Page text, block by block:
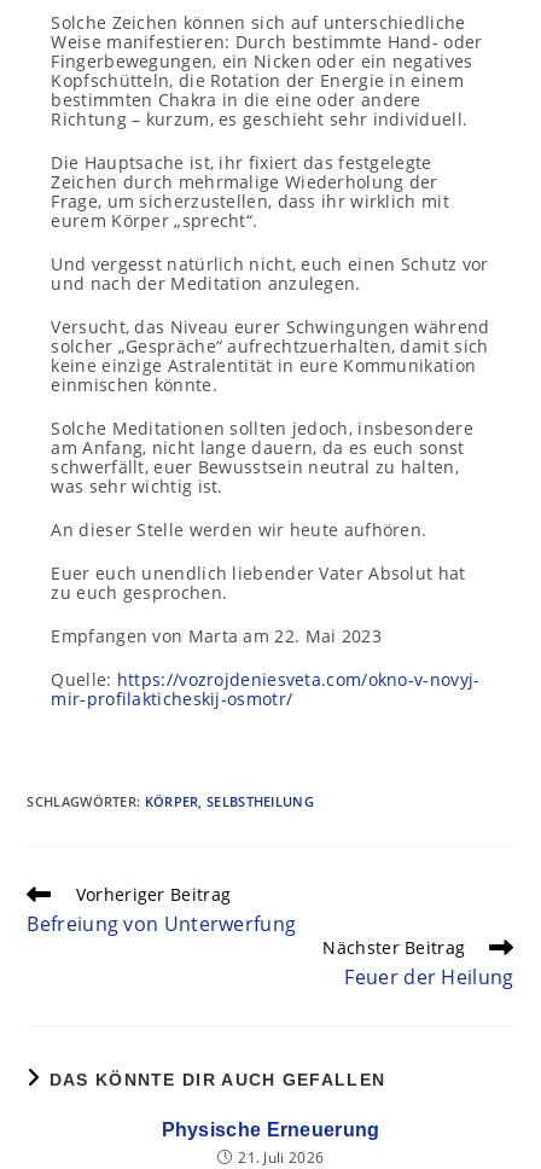
Solche Zeichen können sich auf unterschiedliche
Weise manifestieren: Durch bestimmte Hand- oder
Fingerbewegungen, ein Nicken oder ein negatives
Kopfschütteln, die Rotation der Energie in einem
bestimmten Chakra in die eine oder andere
Richtung – kurzum, es geschieht sehr individuell.
Die Hauptsache ist, ihr fixiert das festgelegte
Zeichen durch mehrmalige Wiederholung der
Frage, um sicherzustellen, dass ihr wirklich mit
eurem Körper „sprecht“.
Und vergesst natürlich nicht, euch einen Schutz vor
und nach der Meditation anzulegen.
Versucht, das Niveau eurer Schwingungen während
solcher „Gespräche“ aufrechtzuerhalten, damit sich
keine einzige Astralentität in eure Kommunikation
einmischen könnte.
Solche Meditationen sollten jedoch, insbesondere
am Anfang, nicht lange dauern, da es euch sonst
schwerfällt, euer Bewusstsein neutral zu halten,
was sehr wichtig ist.
An dieser Stelle werden wir heute aufhören.
Euer euch unendlich liebender Vater Absolut hat
zu euch gesprochen.
Empfangen von Marta am 22. Mai 2023
Quelle: https://vozrojdeniesveta.com/okno-v-novyj-
mir-profilakticheskij-osmotr/
SCHLAGWÖRTER: KÖRPER, SELBSTHEILUNG
Vorheriger Beitrag
Befreiung von Unterwerfung
Nächster Beitrag
Feuer der Heilung
DAS KÖNNTE DIR AUCH GEFALLEN
Physische Erneuerung
21. Juli 2026